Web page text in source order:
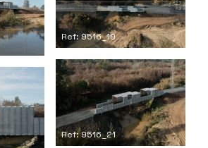
Ref: 9516_19
Ref: 9516_21